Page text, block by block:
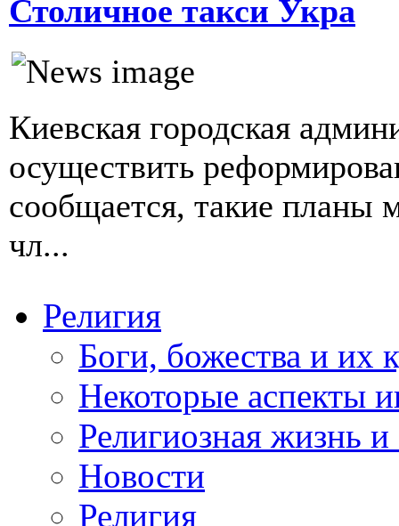
Столичное такси Укра
Киевская городская
осуществить
сообщается, такие планы
чл...
Религия
Боги, божества и их
Некоторые аспекты
Религиозная жизнь
Новости
Религия